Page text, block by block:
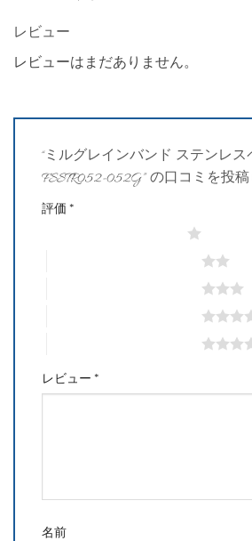
レビュー
レビューはまだありません。
“ミルグレインバンド ステンレ
FSSTR052-052G” の口コミを投
評価 *
レビュー *
名前